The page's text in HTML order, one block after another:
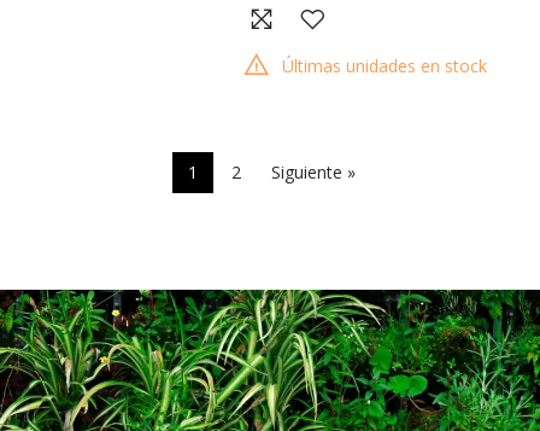
Últimas unidades en stock
1 2 Siguiente »